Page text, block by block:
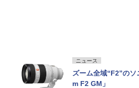
ニュース
ズーム全域“F2”の
m F2 GM」